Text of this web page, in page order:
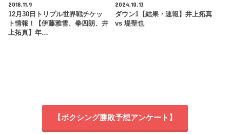
2018.11.9
12月30日トリプル世界戦チケッ
ト情報！【伊藤雅雪、拳四朗、井
上拓真】年…
2024.10.13
ダウン1【結果・速報】井上拓真
vs 堤聖也
【ボクシング勝敗予想アンケート】